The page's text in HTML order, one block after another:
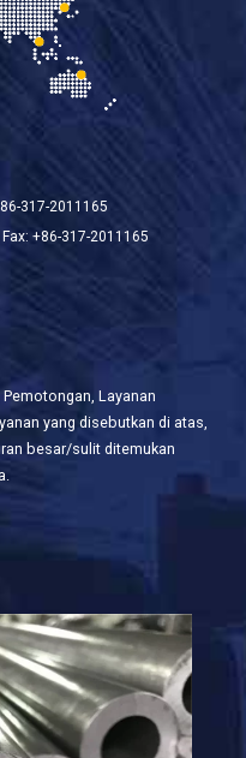
317-2011165
Fax: +86-317-2011165
Layanan
yang disebutkan di atas,
besar/sulit ditemukan